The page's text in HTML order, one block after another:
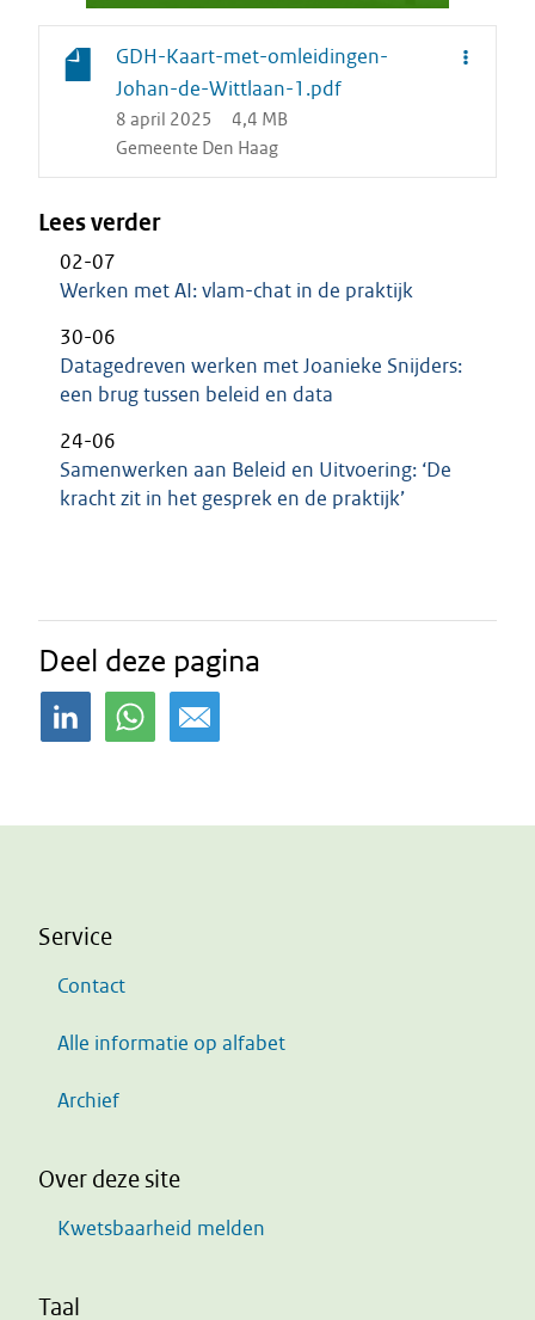
GDH-Kaart-met-omleidingen-
Johan-de-Wittlaan-1.pdf
8 april 2025
4,4 MB
Gemeente Den Haag
Lees verder
02-07
Werken met AI: vlam-chat in de praktijk
30-06
Datagedreven werken met Joanieke Snijders:
een brug tussen beleid en data
24-06
Samenwerken aan Beleid en Uitvoering: ‘De
kracht zit in het gesprek en de praktijk’
Deel deze pagina
Service
Contact
Alle informatie op alfabet
Archief
Over deze site
Kwetsbaarheid melden
Taal